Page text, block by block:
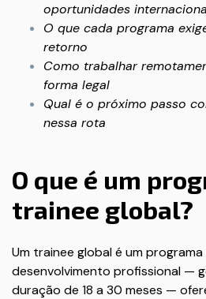
oportunidades
O que cada programa
retorno
Como trabalhar
forma legal
Qual é o próximo passo
nessa rota
O que é um
trainee global?
Um trainee global é um
desenvolvimento profissional —
duração de 18 a 30 meses —